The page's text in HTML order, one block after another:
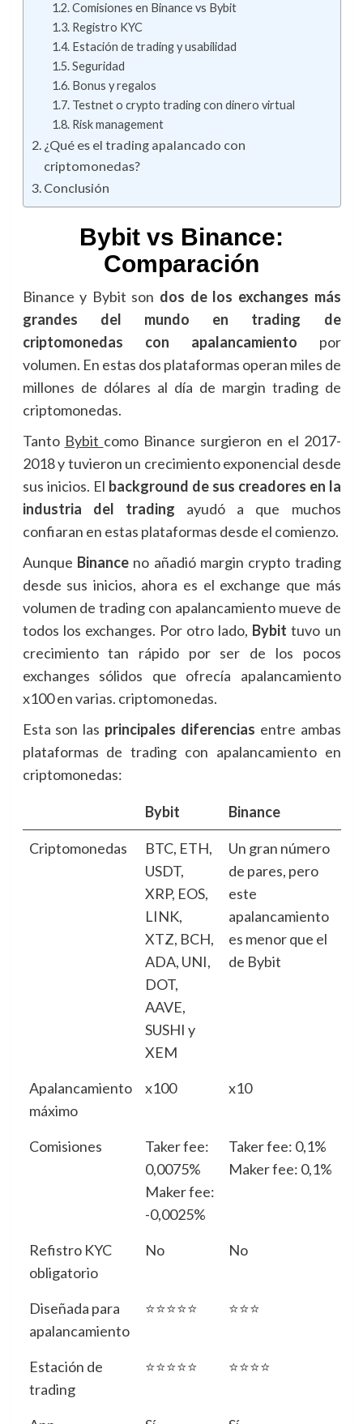
Comisiones en Binance vs Bybit
Registro KYC
Estación de trading y usabilidad
Seguridad
Bonus y regalos
Testnet o crypto trading con dinero virtual
Risk management
¿Qué es el trading apalancado con
criptomonedas?
Conclusión
Bybit vs Binance:
Comparación
Binance y Bybit son dos de los exchanges más
grandes del mundo en trading de
criptomonedas con apalancamiento por
volumen. En estas dos plataformas operan miles de
millones de dólares al día de margin trading de
criptomonedas.
Tanto Bybit como Binance surgieron en el 2017-
2018 y tuvieron un crecimiento exponencial desde
sus inicios. El background de sus creadores en la
industria del trading ayudó a que muchos
confiaran en estas plataformas desde el comienzo.
Aunque Binance no añadió margin crypto trading
desde sus inicios, ahora es el exchange que más
volumen de trading con apalancamiento mueve de
todos los exchanges. Por otro lado, Bybittuvo un
crecimiento tan rápido por ser de los pocos
exchanges sólidos que ofrecía apalancamiento
x100 en varias. criptomonedas.
Esta son las principales diferencias entre ambas
plataformas de trading con apalancamiento en
criptomonedas:
Bybit Binance
Criptomonedas
BTC, ETH,
USDT,
XRP, EOS,
LINK,
XTZ, BCH,
ADA, UNI,
DOT,
AAVE,
SUSHI y
XEM
Un gran número
de pares, pero
este
apalancamiento
es menor que el
de Bybit
Apalancamiento
máximo
x100 x10
Comisiones
Taker fee:
0,0075%
Maker fee:
-0,0025%
Taker fee: 0,1%
Maker fee: 0,1%
Refistro KYC
obligatorio
No No
Diseñada para
apalancamiento
⭐⭐⭐⭐⭐ ⭐⭐⭐
Estación de
trading
⭐⭐⭐⭐⭐ ⭐⭐⭐⭐